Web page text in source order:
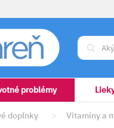
problémy
doplnky > Vitamíny a